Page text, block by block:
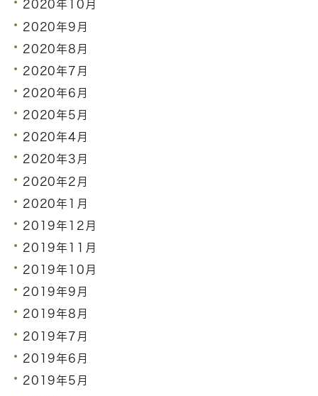
2020年10月
2020年9月
2020年8月
2020年7月
2020年6月
2020年5月
2020年4月
2020年3月
2020年2月
2020年1月
2019年12月
2019年11月
2019年10月
2019年9月
2019年8月
2019年7月
2019年6月
2019年5月